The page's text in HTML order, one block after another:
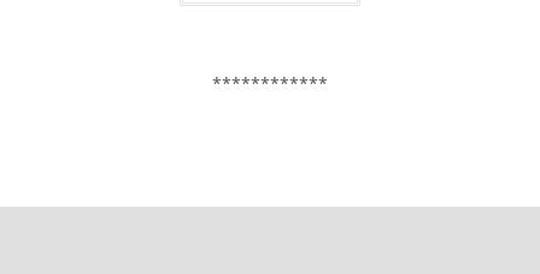
************